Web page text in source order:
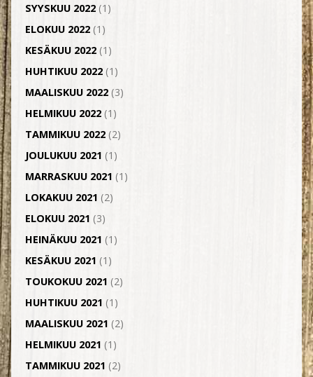
SYYSKUU 2022(1)
ELOKUU 2022(1)
KESÄKUU 2022(1)
HUHTIKUU 2022(1)
MAALISKUU 2022(3)
HELMIKUU 2022(1)
TAMMIKUU 2022(2)
JOULUKUU 2021 (1)
MARRASKUU 2021 (1)
LOKAKUU 2021 (2)
ELOKUU 2021 (3)
HEINÄKUU 2021 (1)
KESÄKUU 2021 (1)
TOUKOKUU 2021 (2)
HUHTIKUU 2021 (1)
MAALISKUU 2021 (2)
HELMIKUU 2021 (1)
TAMMIKUU 2021 (2)